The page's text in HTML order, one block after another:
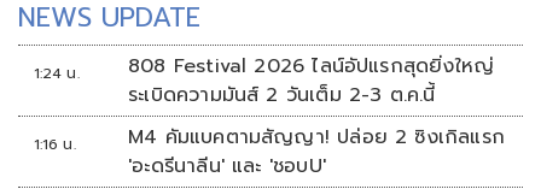
NEWS UPDATE
1:24 น.
808 Festival 2026 ไลน์อัปแรกสุดยิ่งใหญ่
ระเบิดความมันส์ 2 วันเต็ม 2-3 ต.ค.นี้
1:16 น.
M4 คัมแบคตามสัญญา! ปล่อย 2 ซิงเกิลแรก
'อะดรีนาลีน' และ 'ชอบU'